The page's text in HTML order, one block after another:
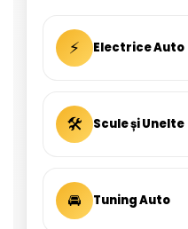
⚡ Electrice Auto
🛠 Scule și Unelte
🚘 Tuning Auto